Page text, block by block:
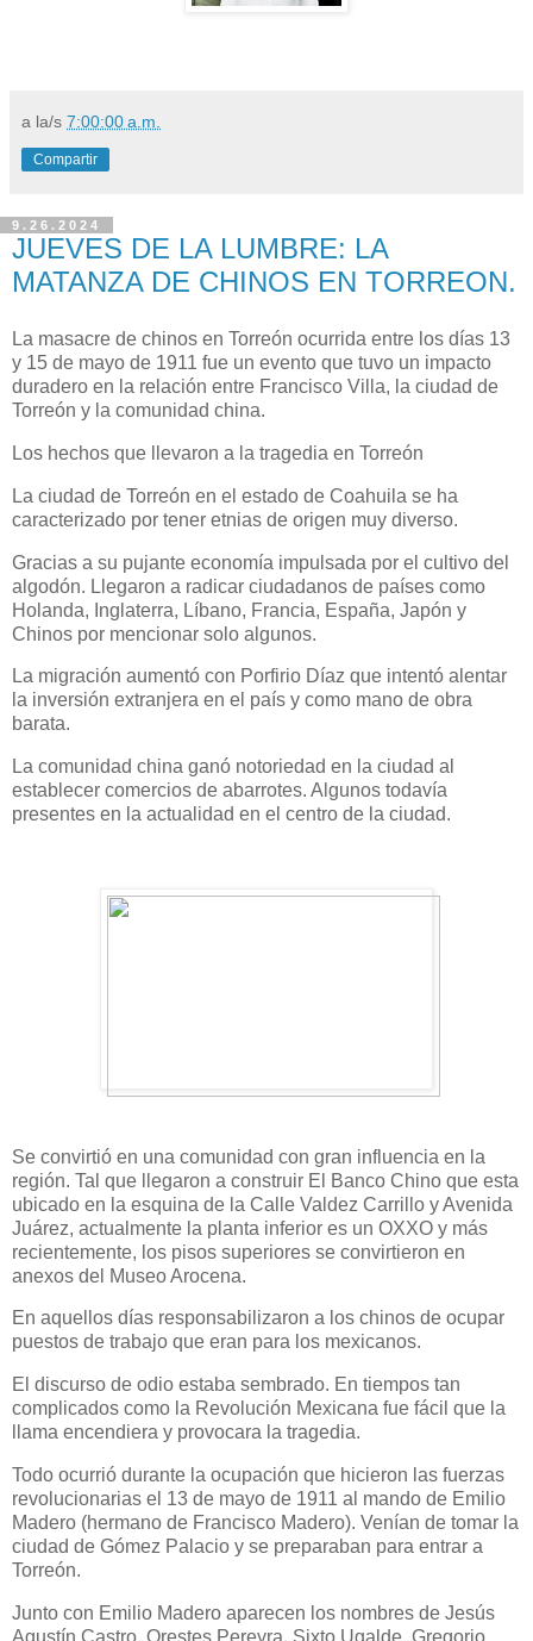
a la/s 7:00:00 a.m.
Compartir
9.26.2024
JUEVES DE LA LUMBRE: LA
MATANZA DE CHINOS EN TORREON.
La masacre de chinos en Torreón ocurrida entre los días 13
y 15 de mayo de 1911 fue un evento que tuvo un impacto
duradero en la relación entre Francisco Villa, la ciudad de
Torreón y la comunidad china.
Los hechos que llevaron a la tragedia en Torreón
La ciudad de Torreón en el estado de Coahuila se ha
caracterizado por tener etnias de origen muy diverso.
Gracias a su pujante economía impulsada por el cultivo del
algodón. Llegaron a radicar ciudadanos de países como
Holanda, Inglaterra, Líbano, Francia, España, Japón y
Chinos por mencionar solo algunos.
La migración aumentó con Porfirio Díaz que intentó alentar
la inversión extranjera en el país y como mano de obra
barata.
La comunidad china ganó notoriedad en la ciudad al
establecer comercios de abarrotes. Algunos todavía
presentes en la actualidad en el centro de la ciudad.
Se convirtió en una comunidad con gran influencia en la
región. Tal que llegaron a construir El Banco Chino que esta
ubicado en la esquina de la Calle Valdez Carrillo y Avenida
Juárez, actualmente la planta inferior es un OXXO y más
recientemente, los pisos superiores se convirtieron en
anexos del Museo Arocena.
En aquellos días responsabilizaron a los chinos de ocupar
puestos de trabajo que eran para los mexicanos.
El discurso de odio estaba sembrado. En tiempos tan
complicados como la Revolución Mexicana fue fácil que la
llama encendiera y provocara la tragedia.
Todo ocurrió durante la ocupación que hicieron las fuerzas
revolucionarias el 13 de mayo de 1911 al mando de Emilio
Madero (hermano de Francisco Madero). Venían de tomar la
ciudad de Gómez Palacio y se preparaban para entrar a
Torreón.
Junto con Emilio Madero aparecen los nombres de Jesús
Agustín Castro, Orestes Pereyra, Sixto Ugalde, Gregorio